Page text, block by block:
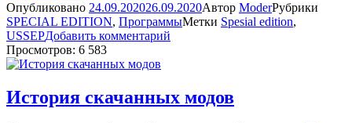
Опубликовано 24.09.202026.09.2020Автор ModerРубрики
SPECIAL EDITION, ПрограммыМетки Spesial edition,
USSEPДобавить комментарий
Просмотров: 6 583
История скачанных модов